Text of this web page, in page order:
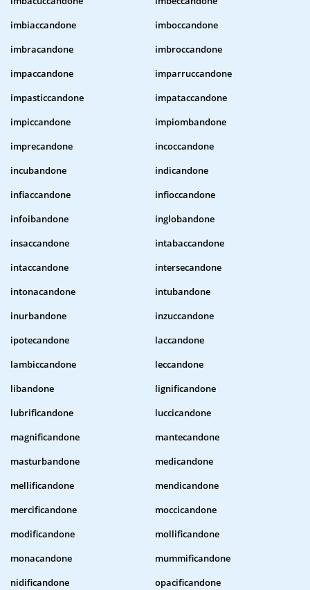
imbiaccandone
imboccandone
imbracandone
imbroccandone
impaccandone
imparruccandone
impasticcandone
impataccandone
impiccandone
impiombandone
imprecandone
incoccandone
incubandone
indicandone
infiaccandone
infioccandone
infoibandone
inglobandone
insaccandone
intabaccandone
intaccandone
intersecandone
intonacandone
intubandone
inurbandone
inzuccandone
ipotecandone
laccandone
lambiccandone
leccandone
libandone
lignificandone
lubrificandone
luccicandone
magnificandone
mantecandone
masturbandone
medicandone
mellificandone
mendicandone
mercificandone
moccicandone
modificandone
mollificandone
monacandone
mummificandone
nidificandone
opacificandone